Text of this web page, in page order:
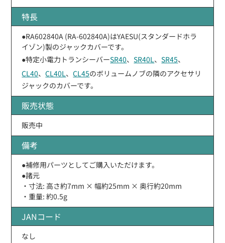
特長
●RA602840A (RA-602840A)はYAESU(スタンダードホラ
イゾン)製のジャックカバーです。
●特定小電力トランシーバーSR40、SR40L、SR45、
CL40、CL40L、CL45のボリュームノブの隣のアクセサリ
ジャックのカバーです。
販売状態
販売中
備考
●補修用パーツとしてご購入いただけます。
●諸元
・寸法: 高さ約7mm × 幅約25mm × 奥行約20mm
・重量: 約0.5g
JANコード
なし